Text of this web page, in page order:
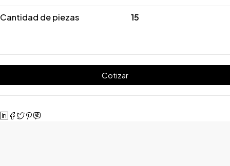
Cantidad de piezas 15
Cotizar